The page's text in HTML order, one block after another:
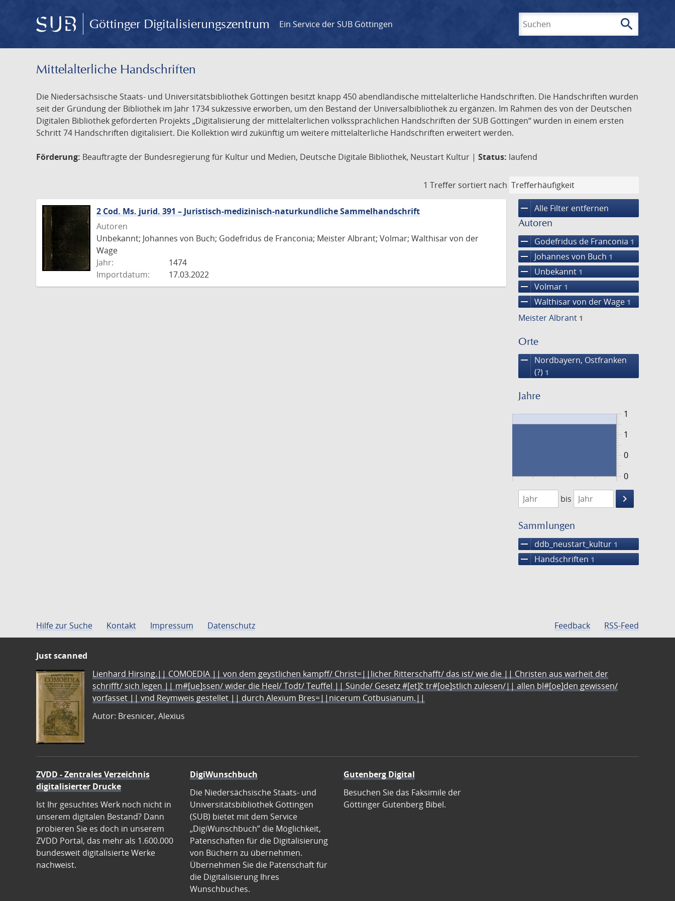
Göttinger Digitalisierungszentrum Ein Service der SUB Göttingen search
Mittelalterliche Handschriften
Die Niedersächsische Staats- und Universitätsbibliothek Göttingen besitzt knapp 450 abendländische mittelalterliche Handschriften. Die Handschriften wurden
seit der Gründung der Bibliothek im Jahr 1734 sukzessive erworben, um den Bestand der Universalbibliothek zu ergänzen. Im Rahmen des von der Deutschen
Digitalen Bibliothek geförderten Projekts „Digitalisierung der mittelalterlichen volkssprachlichen Handschriften der SUB Göttingen“ wurden in einem ersten
Schritt 74 Handschriften digitalisiert. Die Kollektion wird zukünftig um weitere mittelalterliche Handschriften erweitert werden.
Förderung: Beauftragte der Bundesregierung für Kultur und Medien, Deutsche Digitale Bibliothek, Neustart Kultur | Status: laufend
1 Treffer sortiert nach
remove Alle Filter entfernen
Autoren
remove Godefridus de Franconia 1
remove Johannes von Buch 1
remove Unbekannt 1
remove Volmar 1
remove Walthisar von der Wage 1
Meister Albrant 1
Orte
remove
Nordbayern, Ostfranken
(?) 1
Jahre
0
1
0
1
1474
1475
bis
keyboard_arrow_right
Suche
Sammlungen
remove ddb_neustart_kultur 1
remove Handschriften 1
2 Cod. Ms. jurid. 391 – Juristisch-medizinisch-naturkundliche Sammelhandschrift
Autoren
Unbekannt; Johannes von Buch; Godefridus de Franconia; Meister Albrant; Volmar; Walthisar von der
Wage
Jahr:
1474
Importdatum:
17.03.2022
Hilfe zur Suche Kontakt Impressum Datenschutz Feedback RSS-Feed
Just scanned
Lienhard Hirsing.|| COMOEDIA || von dem geystlichen kampff/ Christ=||licher Ritterschafft/ das ist/ wie die || Christen aus warheit der
schrifft/ sich legen || m#[ue]ssen/ wider die Heel/ Todt/ Teuffel || Sünde/ Gesetz #[et]c̃ tr#[oe]stlich zulesen/|| allen bl#[oe]den gewissen/
vorfasset || vnd Reymweis gestellet || durch Alexium Bres=||nicerum Cotbusianum.||
Autor: Bresnicer, Alexius
ZVDD - Zentrales Verzeichnis
digitalisierter Drucke
Ist Ihr gesuchtes Werk noch nicht in
unserem digitalen Bestand? Dann
probieren Sie es doch in unserem
ZVDD Portal, das mehr als 1.600.000
bundesweit digitalisierte Werke
nachweist.
DigiWunschbuch
Die Niedersächsische Staats- und
Universitätsbibliothek Göttingen
(SUB) bietet mit dem Service
„DigiWunschbuch” die Möglichkeit,
Patenschaften für die Digitalisierung
von Büchern zu übernehmen.
Übernehmen Sie die Patenschaft für
die Digitalisierung Ihres
Wunschbuches.
Gutenberg Digital
Besuchen Sie das Faksimile der
Göttinger Gutenberg Bibel.